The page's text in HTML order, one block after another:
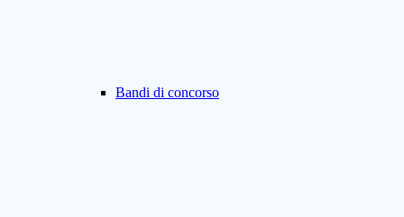
Bandi di concorso